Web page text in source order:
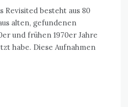
Revisited besteht aus 80
alten, gefundenen
und frühen 1970er Jahre
habe. Diese Aufnahmen